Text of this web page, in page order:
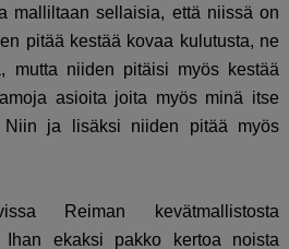
malliltaan sellaisia, että niissä on
pitää kestää kovaa kulutusta, ne
mutta niiden pitäisi myös kestää
asioita joita myös minä itse
Niin ja lisäksi niiden pitää myös
Reiman kevätmallistosta
Ihan ekaksi pakko kertoa noista